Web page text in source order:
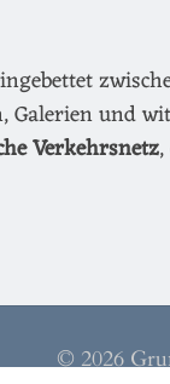
Galerien und
Verkehrsnetz
© 2026